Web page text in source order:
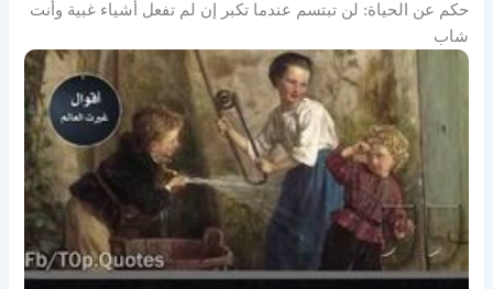
حكم عن الحياة: لن تبتسم عندما تكبر إن لم تفعل أشياء غبية وأنت
شاب